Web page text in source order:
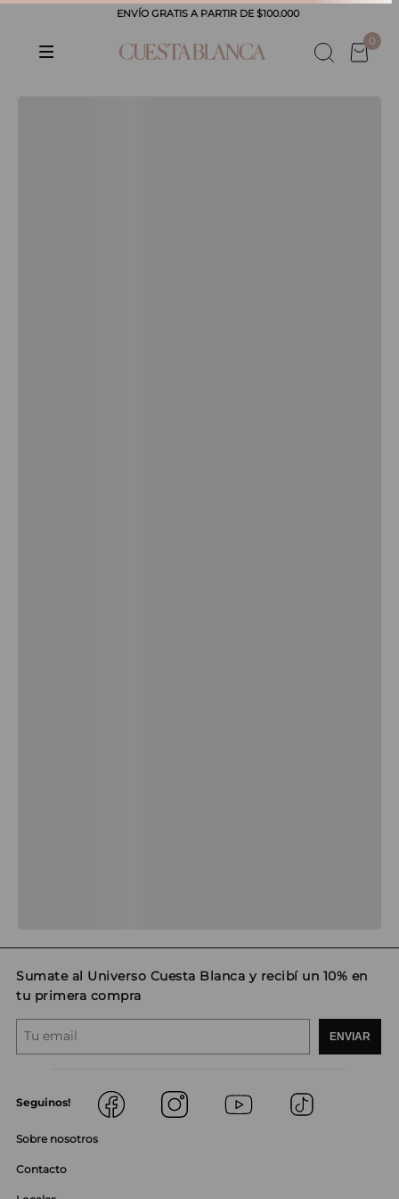
ENVÍO GRATIS A PARTIR DE $100.000
0
Sumate al Universo Cuesta Blanca y recibí un 10% en
tu primera compra
ENVIAR
Seguinos!
Sobre nosotros
Contacto